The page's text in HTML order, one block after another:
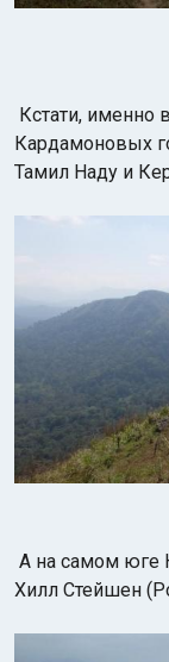
Кстати, именно
Кардамоновых
Тамил Наду и
А на самом юге
Хилл Стейшен